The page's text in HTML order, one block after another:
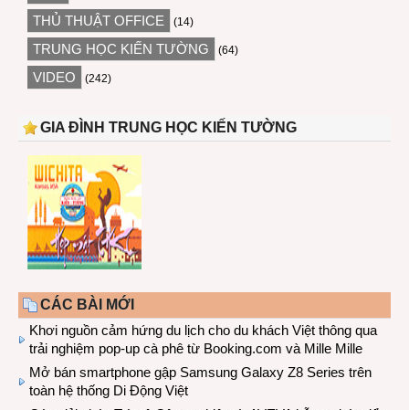
THỦ THUẬT OFFICE (14)
TRUNG HỌC KIẾN TƯỜNG (64)
VIDEO (242)
GIA ĐÌNH TRUNG HỌC KIẾN TƯỜNG
CÁC BÀI MỚI
Khơi nguồn cảm hứng du lịch cho du khách Việt thông qua
trải nghiệm pop-up cà phê từ Booking.com và Mille Mille
Mở bán smartphone gập Samsung Galaxy Z8 Series trên
toàn hệ thống Di Động Việt